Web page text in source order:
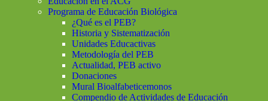
Programa de Educación Biológica
¿Qué es el PEB?
Historia y Sistematización
Unidades Educactivas
Metodología del PEB
Actualidad, PEB activo
Donaciones
Mural Bioalfabeticemonos
Compendio de Actividades de Educación